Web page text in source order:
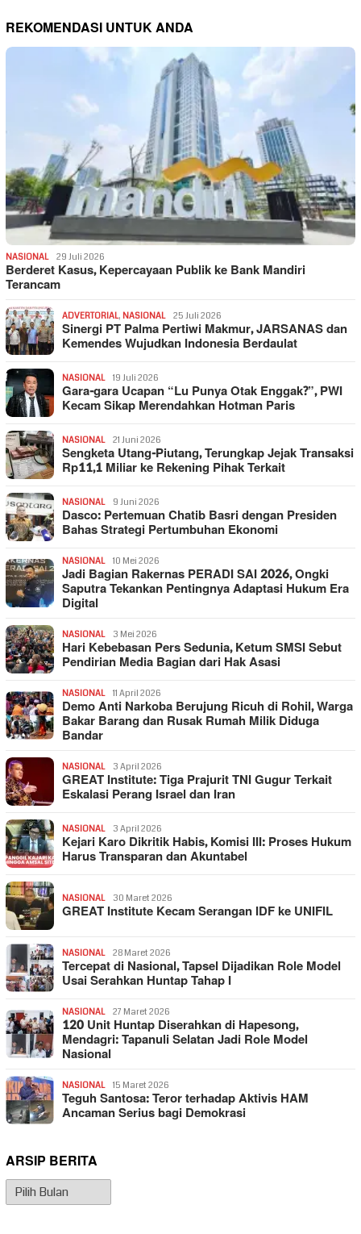
REKOMENDASI UNTUK ANDA
NASIONAL 29 Juli 2026
Berderet Kasus, Kepercayaan Publik ke Bank Mandiri
Terancam
ADVERTORIAL, NASIONAL 25 Juli 2026
Sinergi PT Palma Pertiwi Makmur, JARSANAS dan
Kemendes Wujudkan Indonesia Berdaulat
NASIONAL 19 Juli 2026
Gara-gara Ucapan “Lu Punya Otak Enggak?”, PWI
Kecam Sikap Merendahkan Hotman Paris
NASIONAL 21 Juni 2026
Sengketa Utang-Piutang, Terungkap Jejak Transaksi
Rp11,1 Miliar ke Rekening Pihak Terkait
NASIONAL 9 Juni 2026
Dasco: Pertemuan Chatib Basri dengan Presiden
Bahas Strategi Pertumbuhan Ekonomi
NASIONAL 10 Mei 2026
Jadi Bagian Rakernas PERADI SAI 2026, Ongki
Saputra Tekankan Pentingnya Adaptasi Hukum Era
Digital
NASIONAL 3 Mei 2026
Hari Kebebasan Pers Sedunia, Ketum SMSI Sebut
Pendirian Media Bagian dari Hak Asasi
NASIONAL 11 April 2026
Demo Anti Narkoba Berujung Ricuh di Rohil, Warga
Bakar Barang dan Rusak Rumah Milik Diduga
Bandar
NASIONAL 3 April 2026
GREAT Institute: Tiga Prajurit TNI Gugur Terkait
Eskalasi Perang Israel dan Iran
NASIONAL 3 April 2026
Kejari Karo Dikritik Habis, Komisi III: Proses Hukum
Harus Transparan dan Akuntabel
NASIONAL 30 Maret 2026
GREAT Institute Kecam Serangan IDF ke UNIFIL
NASIONAL 28 Maret 2026
Tercepat di Nasional, Tapsel Dijadikan Role Model
Usai Serahkan Huntap Tahap I
NASIONAL 27 Maret 2026
120 Unit Huntap Diserahkan di Hapesong,
Mendagri: Tapanuli Selatan Jadi Role Model
Nasional
NASIONAL 15 Maret 2026
Teguh Santosa: Teror terhadap Aktivis HAM
Ancaman Serius bagi Demokrasi
ARSIP BERITA
Arsip
Berita